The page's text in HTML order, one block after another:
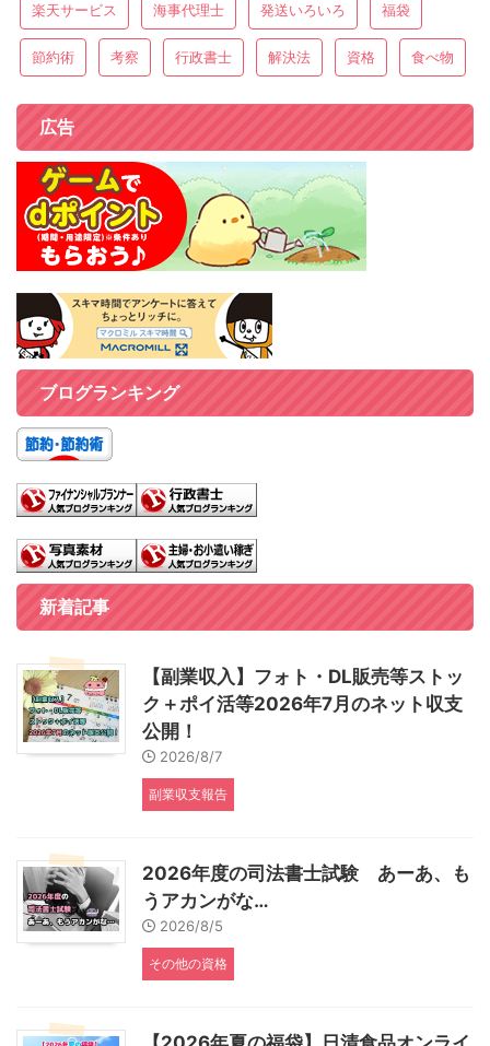
楽天サービス 海事代理士 発送いろいろ 福袋
節約術 考察 行政書士 解決法 資格 食べ物
広告
ブログランキング
新着記事
【副業収入】フォト・DL販売等ストッ
ク＋ポイ活等2026年7月のネット収支
公開！
2026/8/7
副業収支報告
2026年度の司法書士試験 あーあ、も
うアカンがな…
2026/8/5
その他の資格